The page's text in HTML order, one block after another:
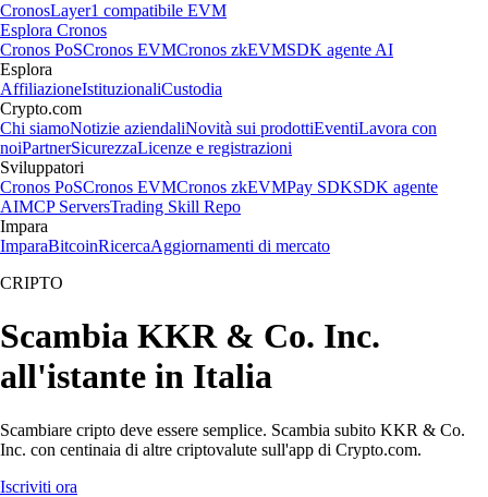
CronosLayer1 compatibile EVM
Esplora Cronos
Cronos PoSCronos EVMCronos zkEVMSDK agente AI
Esplora
AffiliazioneIstituzionaliCustodia
Crypto.com
Chi siamoNotizie aziendaliNovità sui prodottiEventiLavora con
noiPartnerSicurezzaLicenze e registrazioni
Sviluppatori
Cronos PoSCronos EVMCronos zkEVMPay SDKSDK agente
AIMCP ServersTrading Skill Repo
Impara
ImparaBitcoinRicercaAggiornamenti di mercato
CRIPTO
Scambia KKR & Co. Inc.
all'istante in Italia
Scambiare cripto deve essere semplice. Scambia subito KKR & Co.
Inc. con centinaia di altre criptovalute sull'app di Crypto.com.
Iscriviti ora